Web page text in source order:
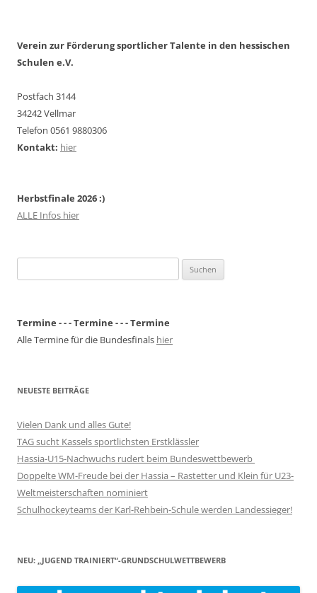
Verein zur Förderung sportlicher Talente in den hessischen
Schulen e.V.
Postfach 3144
34242 Vellmar
Telefon 0561 9880306
Kontakt: hier
Herbstfinale 2026 :)
ALLE Infos hier
nach:
Termine - - - Termine - - - Termine
Alle Termine für die Bundesfinals hier
NEUESTE BEITRÄGE
Vielen Dank und alles Gute!
TAG sucht Kassels sportlichsten Erstklässler
Hassia-U15-Nachwuchs rudert beim Bundeswettbewerb
Doppelte WM-Freude bei der Hassia – Rastetter und Klein für U23-
Weltmeisterschaften nominiert
Schulhockeyteams der Karl-Rehbein-Schule werden Landessieger!
NEU: „JUGEND TRAINIERT“-GRUNDSCHULWETTBEWERB